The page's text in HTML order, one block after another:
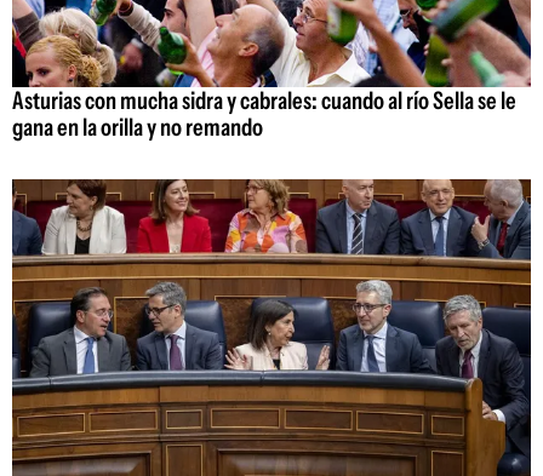
Asturias con mucha sidra y cabrales: cuando al río Sella se le
gana en la orilla y no remando